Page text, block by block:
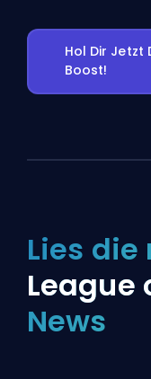
Hol Dir Jetzt
Boost!
Lies die
League
News